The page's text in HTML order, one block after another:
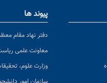
پیوند ها
دفتر نهاد مقام
معاونت علمی
وزارت علوم،